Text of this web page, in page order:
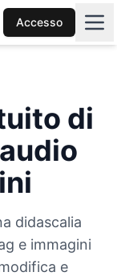
Accesso
di
didascalia
e immagini
e